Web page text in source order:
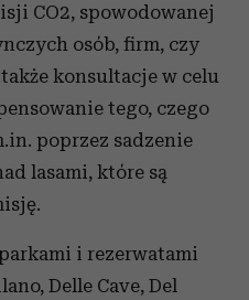
CO2, spowodowanej
osób, firm, czy
konsultacje w celu
tego, czego
poprzez sadzenie
lasami, które są
i rezerwatami
Delle Cave, Del